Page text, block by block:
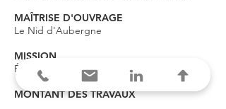
MAÎTRISE D'OUVRAGE
Le Nid d'Aubergne
MISSION
Étude d'opportunité
MONTANT DES TRAVAUX